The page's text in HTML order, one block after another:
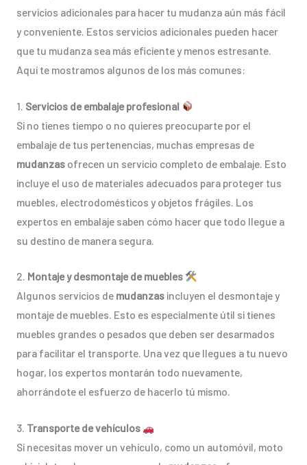
servicios adicionales para hacer tu mudanza aún más fácil
y conveniente. Estos servicios adicionales pueden hacer
que tu mudanza sea más eficiente y menos estresante.
Aquí te mostramos algunos de los más comunes:
1. Servicios de embalaje profesional
Si no tienes tiempo o no quieres preocuparte por el
embalaje de tus pertenencias, muchas empresas de
mudanzasofrecen un servicio completo de embalaje. Esto
incluye el uso de materiales adecuados para proteger tus
muebles, electrodomésticos y objetos frágiles. Los
expertos en embalaje saben cómo hacer que todo llegue a
su destino de manera segura.
2. Montaje y desmontaje de muebles
Algunos servicios de mudanzas incluyen el desmontaje y
montaje de muebles. Esto es especialmente útil si tienes
muebles grandes o pesados que deben ser desarmados
para facilitar el transporte. Una vez que llegues a tu nuevo
hogar, los expertos montarán todo nuevamente,
ahorrándote el esfuerzo de hacerlo tú mismo.
3. Transporte de vehículos
Si necesitas mover un vehículo, como un automóvil, moto